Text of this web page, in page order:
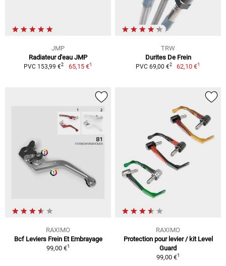
JMP
Radiateur d'eau JMP
PVC 153,99 €2 65,15 €1
TRW
Durites De Frein
PVC 69,00 €2 62,10 €1
RAXIMO
Bcf Leviers Frein Et Embrayage
99,00 €1
RAXIMO
Protection pour levier / kit Level
Guard
99,00 €1